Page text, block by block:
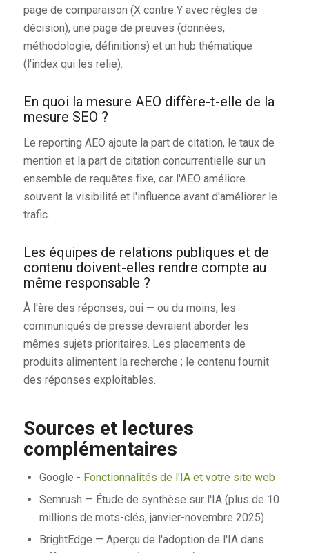
page de comparaison (X contre Y avec règles de
décision), une page de preuves (données,
méthodologie, définitions) et un hub thématique
(l'index qui les relie).
En quoi la mesure AEO diffère-t-elle de la
mesure SEO ?
Le reporting AEO ajoute la part de citation, le taux de
mention et la part de citation concurrentielle sur un
ensemble de requêtes fixe, car l'AEO améliore
souvent la visibilité et l'influence avant d'améliorer le
trafic.
Les équipes de relations publiques et de
contenu doivent-elles rendre compte au
même responsable ?
À l'ère des réponses, oui — ou du moins, les
communiqués de presse devraient aborder les
mêmes sujets prioritaires. Les placements de
produits alimentent la recherche ; le contenu fournit
des réponses exploitables.
Sources et lectures
complémentaires
Google - Fonctionnalités de l'IA et votre site web
Semrush — Étude de synthèse sur l'IA (plus de 10
millions de mots-clés, janvier-novembre 2025)
BrightEdge — Aperçu de l'adoption de l'IA dans